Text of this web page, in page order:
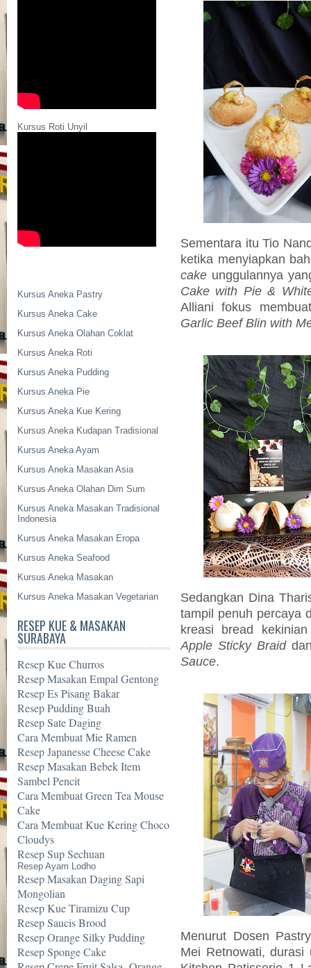
Kursus Roti Unyil
Kursus Aneka Pastry
Kursus Aneka Cake
Kursus Aneka Olahan Coklat
Kursus Aneka Roti
Kursus Aneka Pudding
Kursus Aneka Pie
Kursus Aneka Kue Kering
Kursus Aneka Kudapan Tradisional
Kursus Aneka Ayam
Kursus Aneka Masakan Asia
Kursus Aneka Olahan Dim Sum
Kursus Aneka Masakan Tradisional
Indonesia
Kursus Aneka Masakan Eropa
Kursus Aneka Seafood
Kursus Aneka Masakan
Kursus Aneka Masakan Vegetarian
RESEP KUE & MASAKAN
SURABAYA
Resep Kue Churros
Resep Masakan Empal Gentong
Resep Es Pisang Bakar
Resep Pudding Buah
Resep Sate Daging
Cara Membuat Mie Ramen
Resep Japanesse Cheese Cake
Resep Masakan Bebek Item
Sambel Pencit
Cara Membuat Green Tea Mouse
Cake
Cara Membuat Kue Kering Choco
Cloudys
Resep Sup Sechuan
Resep Ayam Lodho
Resep Masakan Daging Sapi
Mongolian
Resep Kue Tiramizu Cup
Resep Saucis Brood
Resep Orange Silky Pudding
Resep Sponge Cake
Sementara itu Tio
ketika menyiapkan
cake unggulannya
Cake with Pie &
Alliani fokus
Garlic Beef Blin with
Sedangkan Dina
tampil penuh percaya
kreasi bread
Apple Sticky Braid
Sauce.
Menurut Dosen
Mei Retnowati,